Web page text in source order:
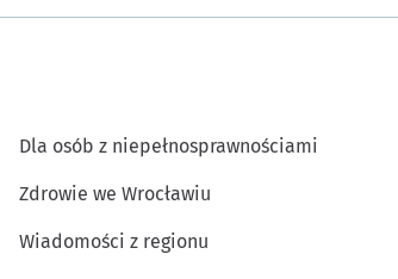
Dla osób z niepełnosprawnościami
Zdrowie we Wrocławiu
Wiadomości z regionu